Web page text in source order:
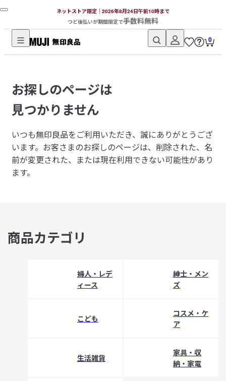
ネットストア限定｜2026年8月24日午前10時まで
つど後払いが期間限定で手数料無料
無
品
ネ
ッ
ト
ス
ト
ア
0
お探しのページは
見つかりません
いつも無印良品をご利用いただき、誠にありがとうござ
います。 お客さまのお探しのページは、削除された、名
前が変更された、または現在利用できない可能性があり
ます。
商品カテゴリ
婦人・レデ
ィース
紳士・メン
ズ
こども
コスメ・ケ
ア
生活雑貨
家具・収
納・家電